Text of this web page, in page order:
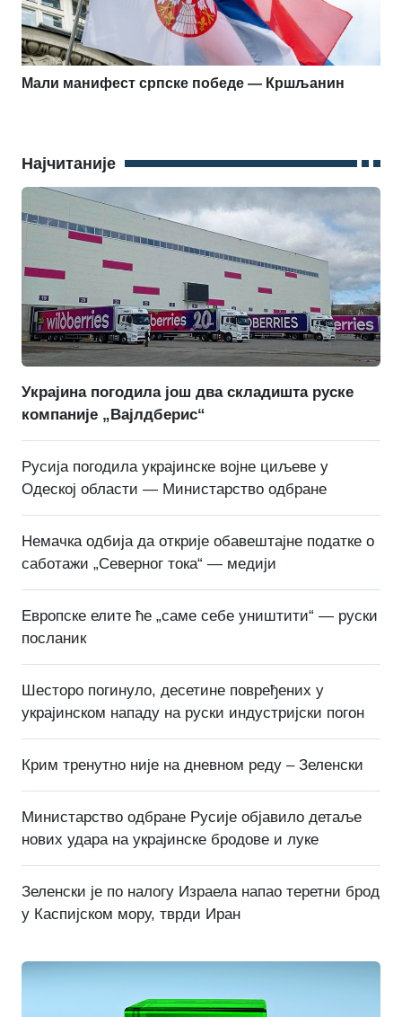
Мали манифест српске победе — Кршљанин
Најчитаније
Украјина погодила још два складишта руске
компаније „Вајлдберис“
Русија погодила украјинске војне циљеве у
Одеској области — Министарство одбране
Немачка одбија да открије обавештајне податке о
саботажи „Северног тока“ — медији
Европске елите ће „саме себе уништити“ — руски
посланик
Шесторо погинуло, десетине повређених у
украјинском нападу на руски индустријски погон
Крим тренутно није на дневном реду – Зеленски
Министарство одбране Русије објавило детаље
нових удара на украјинске бродове и луке
Зеленски је по налогу Израела напао теретни брод
у Каспијском мору, тврди Иран